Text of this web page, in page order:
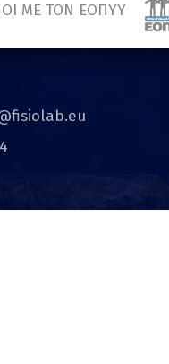
ΜΕ ΤΟΝ ΕΟΠΥΥ